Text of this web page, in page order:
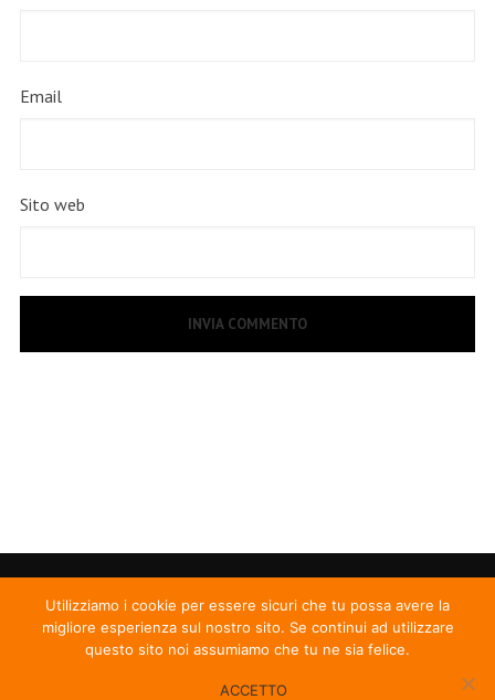
Email
Sito web
Utilizziamo i cookie per essere sicuri che tu possa avere la
migliore esperienza sul nostro sito. Se continui ad utilizzare
questo sito noi assumiamo che tu ne sia felice.
ACCETTO